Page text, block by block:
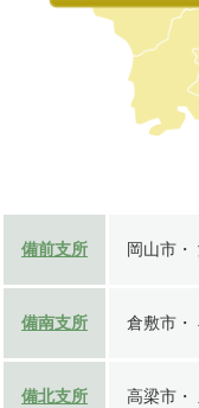
備前支所 岡山市・
備南支所 倉敷市・
備北支所 高梁市・